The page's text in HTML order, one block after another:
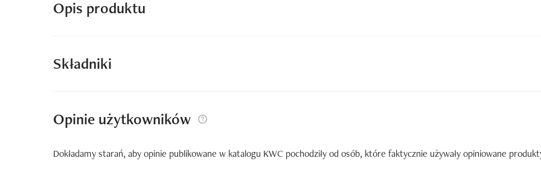
Opis produktu
Składniki
Opinie użytkowników
Dokładamy starań, aby opinie publikowane w katalogu KWC pochodziły od osób, które faktycznie używały opiniowane